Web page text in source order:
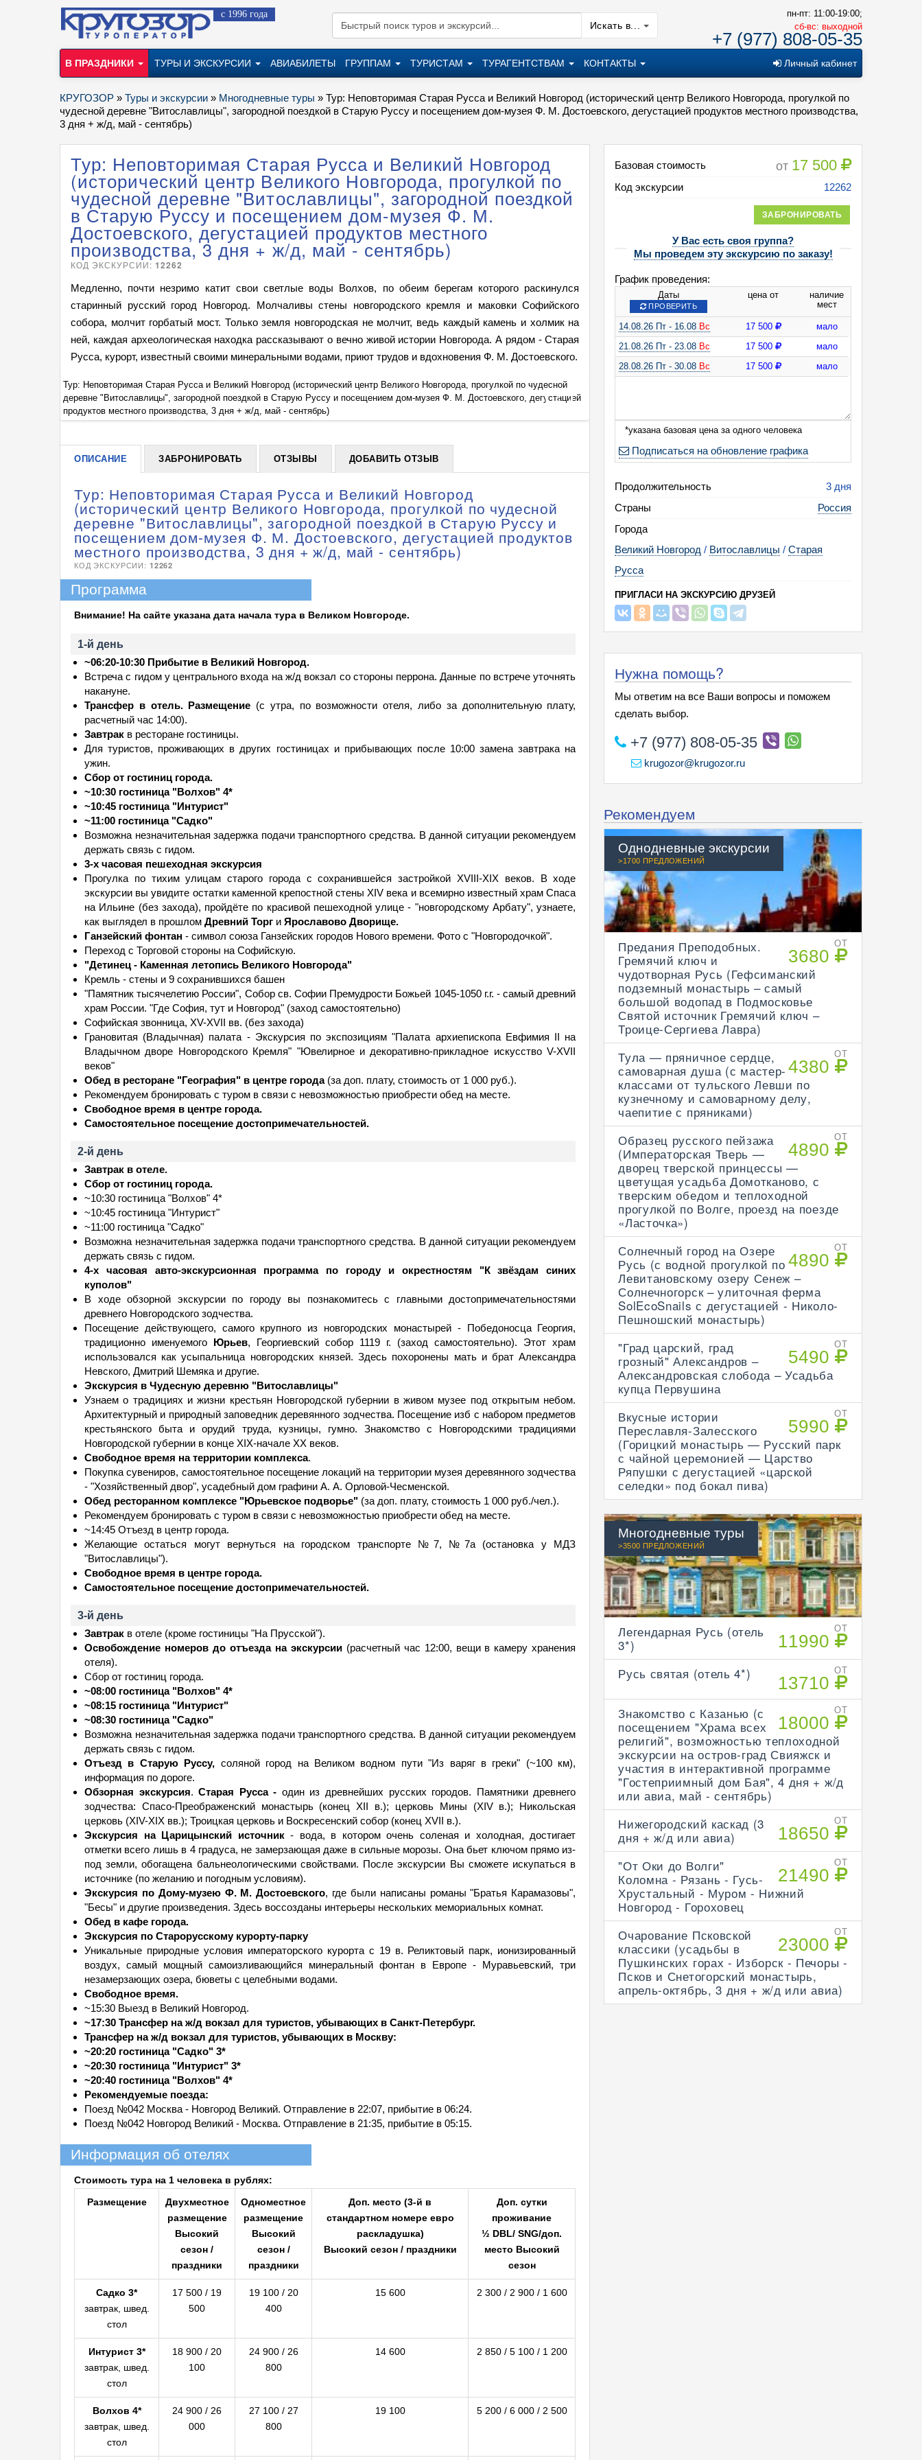
с 1996 года
Искать в...
пн-пт: 11:00-19:00;
cб-вс: выходной
+7 (977) 808-05-35
В ПРАЗДНИКИ ТУРЫ И ЭКСКУРСИИ АВИАБИЛЕТЫ ГРУППАМ ТУРИСТАМ ТУРАГЕНТСТВАМ КОНТАКТЫ Личный кабинет
КРУГОЗОР » Туры и экскурсии » Многодневные туры » Тур: Неповторимая Старая Русса и Великий Новгород (исторический центр Великого Новгорода, прогулкой по
чудесной деревне "Витославлицы", загородной поездкой в Старую Руссу и посещением дом-музея Ф. М. Достоевского, дегустацией продуктов местного производства,
3 дня + ж/д, май - сентябрь)
Базовая стоимость от 17 500
Код экскурсии 12262
ЗАБРОНИРОВАТЬ
У Вас есть своя группа?
Мы проведем эту экскурсию по заказу!
График проведения:
Даты
ПРОВЕРИТЬ
цена от
наличие
мест
14.08.26 Пт - 16.08 Вс 17 500
мало
21.08.26 Пт - 23.08 Вс 17 500
мало
28.08.26 Пт - 30.08 Вс 17 500 мало
*указана базовая цена за одного человека
Подписаться на обновление графика
Продолжительность
3 дня
Страны
Россия
Города
Великий Новгород / Витославлицы /Старая
Русса
ПРИГЛАСИ НА ЭКСКУРСИЮ ДРУЗЕЙ
Тур: Неповторимая Старая Русса и Великий Новгород
(исторический центр Великого Новгорода, прогулкой по
чудесной деревне "Витославлицы", загородной поездкой
в Старую Руссу и посещением дом-музея Ф. М.
Достоевского, дегустацией продуктов местного
производства, 3 дня + ж/д, май - сентябрь)
КОД ЭКСКУРСИИ: 12262
Медленно, почти незримо катит свои светлые воды Волхов, по обеим берегам которого раскинулся
старинный русский город Новгород. Молчаливы стены новгородского кремля и маковки Софийского
собора, молчит горбатый мост. Только земля новгородская не молчит, ведь каждый камень и холмик на
ней, каждая археологическая находка рассказывают о вечно живой истории Новгорода. А рядом - Старая
Русса, курорт, известный своими минеральными водами, приют трудов и вдохновения Ф. М. Достоевского.
+
Тур: Неповторимая Старая Русса и Великий Новгород (исторический центр Великого Новгорода, прогулкой по чудесной
деревне "Витославлицы", загородной поездкой в Старую Руссу и посещением дом-музея Ф. М. Достоевского, дегустацией
продуктов местного производства, 3 дня + ж/д, май - сентябрь)
ОПИСАНИЕ ЗАБРОНИРОВАТЬ ОТЗЫВЫ ДОБАВИТЬ ОТЗЫВ
Тур: Неповторимая Старая Русса и Великий Новгород
(исторический центр Великого Новгорода, прогулкой по чудесной
деревне "Витославлицы", загородной поездкой в Старую Руссу и
посещением дом-музея Ф. М. Достоевского, дегустацией продуктов
местного производства, 3 дня + ж/д, май - сентябрь)
КОД ЭКСКУРСИИ: 12262
Программа
Внимание! На сайте указана дата начала тура в Великом Новгороде.
1-й день
~06:20-10:30 Прибытие в Великий Новгород.
Встреча с гидом у центрального входа на ж/д вокзал со стороны перрона. Данные по встрече уточнять
накануне.
Трансфер в отель. Размещение (с утра, по возможности отеля, либо за дополнительную плату,
расчетный час 14:00).
Завтрак в ресторане гостиницы.
Для туристов, проживающих в других гостиницах и прибывающих после 10:00 замена завтрака на
ужин.
Сбор от гостиниц города.
~10:30 гостиница "Волхов" 4*
~10:45 гостиница "Интурист"
~11:00 гостиница "Садко"
Возможна незначительная задержка подачи транспортного средства. В данной ситуации рекомендуем
держать связь с гидом.
3-х часовая пешеходная экскурсия
Прогулка по тихим улицам старого города с сохранившейся застройкой XVIII-XIX веков. В ходе
экскурсии вы увидите остатки каменной крепостной стены XIV века и всемирно известный храм Спаса
на Ильине (без захода), пройдёте по красивой пешеходной улице - "новгородскому Арбату", узнаете,
как выглядел в прошлом Древний Торг и Ярославово Дворище.
Ганзейский фонтан - символ союза Ганзейских городов Нового времени. Фото с "Новгородочкой".
Переход с Торговой стороны на Софийскую.
"Детинец - Каменная летопись Великого Новгорода"
Кремль - стены и 9 сохранившихся башен
"Памятник тысячелетию России", Собор св. Софии Премудрости Божьей 1045-1050 г.г. - самый древний
храм России. "Где София, тут и Новгород" (заход самостоятельно)
Софийская звонница, XV-XVII вв. (без захода)
Грановитая (Владычная) палата - Экскурсия по экспозициям "Палата архиепископа Евфимия II на
Владычном дворе Новгородского Кремля" "Ювелирное и декоративно-прикладное искусство V-XVII
веков"
Обед в ресторане "География" в центре города(за доп. плату, стоимость от 1 000 руб.).
Рекомендуем бронировать с туром в связи с невозможностью приобрести обед на месте.
Свободное время в центре города.
Самостоятельное посещение достопримечательностей.
2-й день
Завтрак в отеле.
Сбор от гостиниц города.
~10:30 гостиница "Волхов" 4*
~10:45 гостиница "Интурист"
~11:00 гостиница "Садко"
Возможна незначительная задержка подачи транспортного средства. В данной ситуации рекомендуем
держать связь с гидом.
4-х часовая авто-экскурсионная программа по городу и окрестностям "К звёздам синих
куполов"
В ходе обзорной экскурсии по городу вы познакомитесь с главными достопримечательностями
древнего Новгородского зодчества.
Посещение действующего, самого крупного из новгородских монастырей - Победоносца Георгия,
традиционно именуемого Юрьев, Георгиевский собор 1119 г. (заход самостоятельно). Этот храм
использовался как усыпальница новгородских князей. Здесь похоронены мать и брат Александра
Невского, Дмитрий Шемяка и другие.
Экскурсия в Чудесную деревню "Витославлицы"
Узнаем о традициях и жизни крестьян Новгородской губернии в живом музее под открытым небом.
Архитектурный и природный заповедник деревянного зодчества. Посещение изб с набором предметов
крестьянского быта и орудий труда, кузницы, гумно. Знакомство с Новгородскими традициями
Новгородской губернии в конце XIX-начале XX веков.
Свободное время на территории комплекса.
Покупка сувениров, самостоятельное посещение локаций на территории музея деревянного зодчества
- "Хозяйственный двор", усадебный дом графини А. А. Орловой-Чесменской.
Обед ресторанном комплексе "Юрьевское подворье" (за доп. плату, стоимость 1 000 руб./чел.).
Рекомендуем бронировать с туром в связи с невозможностью приобрести обед на месте.
~14:45 Отъезд в центр города.
Желающие остаться могут вернуться на городском транспорте №7, №7а (остановка у МДЗ
"Витославлицы").
Свободное время в центре города.
Самостоятельное посещение достопримечательностей.
3-й день
Завтрак в отеле (кроме гостиницы "На Прусской").
Освобождение номеров до отъезда на экскурсии(расчетный час 12:00, вещи в камеру хранения
отеля).
Сбор от гостиниц города.
~08:00 гостиница "Волхов" 4*
~08:15 гостиница "Интурист"
~08:30 гостиница "Садко"
Возможна незначительная задержка подачи транспортного средства. В данной ситуации рекомендуем
держать связь с гидом.
Отъезд в Старую Руссу, соляной город на Великом водном пути "Из варяг в греки" (~100 км),
информация по дороге.
Обзорная экскурсия.Старая Русса - один из древнейших русских городов. Памятники древнего
зодчества: Спасо-Преображенский монастырь (конец XII в.); церковь Мины (XIV в.); Никольская
церковь (XIV-XIX вв.); Троицкая церковь и Воскресенский собор (конец XVII в.).
Экскурсия на Царицынский источник- вода, в котором очень соленая и холодная, достигает
отметки всего лишь в 4 градуса, не замерзающая даже в сильные морозы. Она бьет ключом прямо из-
под земли, обогащена бальнеологическими свойствами. После экскурсии Вы сможете искупаться в
источнике (по желанию и погодным условиям).
Экскурсия по Дому-музею Ф. М. Достоевского, где были написаны романы "Братья Карамазовы",
"Бесы" и другие произведения. Здесь воссозданы интерьеры нескольких мемориальных комнат.
Обед в кафе города.
Экскурсия по Старорусскому курорту-парку
Уникальные природные условия императорского курорта с 19 в. Реликтовый парк, ионизированный
воздух, самый мощный самоизливающийся минеральный фонтан в Европе - Муравьевский, три
незамерзающих озера, бюветы с целебными водами.
Свободное время.
~15:30 Выезд в Великий Новгород.
~17:30 Трансфер на ж/д вокзал для туристов, убывающих в Санкт-Петербург.
Трансфер на ж/д вокзал для туристов, убывающих в Москву:
~20:20 гостиница "Садко" 3*
~20:30 гостиница "Интурист" 3*
~20:40 гостиница "Волхов" 4*
Рекомендуемые поезда:
Поезд №042 Москва - Новгород Великий. Отправление в 22:07, прибытие в 06:24.
Поезд №042 Новгород Великий - Москва. Отправление в 21:35, прибытие в 05:15.
Информация об отелях
Стоимость тура на 1 человека в рублях:
Размещение
Двухместное
размещение
Высокий
сезон /
праздники
Одноместное
размещение
Высокий
сезон /
праздники
Доп. место (3-й в
стандартном номере евро
раскладушка)
Высокий сезон / праздники
Доп. сутки
проживание
½ DBL/ SNG/доп.
место Высокий
сезон
Садко 3*
завтрак, швед.
стол
17 500 / 19
500
19 100 / 20
400
15 600 2 300 / 2 900 / 1 600
Интурист 3*
завтрак, швед.
стол
18 900 / 20
100
24 900 / 26
800
14 600 2 850 / 5 100 / 1 200
Волхов 4*
завтрак, швед.
стол
24 900 / 26
000
27 100 / 27
800
19 100 5 200 / 6 000 / 2 500
Нужна помощь?
Мы ответим на все Ваши вопросы и поможем
сделать выбор.
+7 (977) 808-05-35
krugozor@krugozor.ru
Рекомендуем
Однодневные экскурсии
>1700 ПРЕДЛОЖЕНИЙ
ОТ
3680
Предания Преподобных.
Гремячий ключ и
чудотворная Русь (Гефсиманский
подземный монастырь – самый
большой водопад в Подмосковье
Святой источник Гремячий ключ –
Троице-Сергиева Лавра)
ОТ
4380
Тула — пряничное сердце,
самоварная душа (с мастер-
классами от тульского Левши по
кузнечному и самоварному делу,
чаепитие с пряниками)
ОТ
4890
Образец русского пейзажа
(Императорская Тверь —
дворец тверской принцессы —
цветущая усадьба Домотканово, с
тверским обедом и теплоходной
прогулкой по Волге, проезд на поезде
«Ласточка»)
ОТ
4890
Солнечный город на Озере
Русь (с водной прогулкой по
Левитановскому озеру Сенеж –
Солнечногорск – улиточная ферма
SolEcoSnails с дегустацией - Николо-
Пешношский монастырь)
ОТ
5490
"Град царский, град
грозный" Александров –
Александровская слобода – Усадьба
купца Первушина
ОТ
5990
Вкусные истории
Переславля-Залесского
(Горицкий монастырь — Русский парк
с чайной церемонией — Царство
Ряпушки с дегустацией «царской
селедки» под бокал пива)
Многодневные туры
>3500 ПРЕДЛОЖЕНИЙ
ОТ
11990
Легендарная Русь (отель
3*)
ОТ
13710
Русь святая (отель 4*)
ОТ
18000
Знакомство с Казанью (с
посещением "Храма всех
религий", возможностью теплоходной
экскурсии на остров-град Свияжск и
участия в интерактивной программе
"Гостеприимный дом Бая", 4 дня + ж/д
или авиа, май - сентябрь)
ОТ
18650
Нижегородский каскад (3
дня + ж/д или авиа)
ОТ
21490
"От Оки до Волги"
Коломна - Рязань - Гусь-
Хрустальный - Муром - Нижний
Новгород - Гороховец
ОТ
23000
Очарование Псковской
классики (усадьбы в
Пушкинских горах - Изборск - Печоры -
Псков и Снетогорский монастырь,
апрель-октябрь, 3 дня + ж/д или авиа)